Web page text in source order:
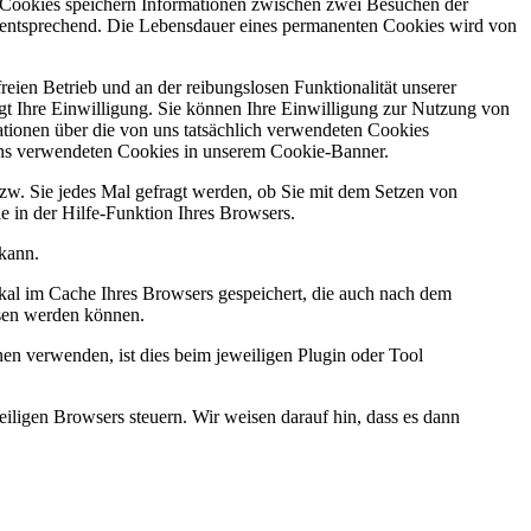
speichern Informationen zwischen zwei Besuchen der
Die Lebensdauer eines permanenten Cookies wird von
Betrieb und an der reibungslosen Funktionalität unserer
Ihre Einwilligung. Sie können Ihre Einwilligung zur Nutzung von
über die von uns tatsächlich verwendeten Cookies
verwendeten Cookies in unserem Cookie-Banner.
Sie jedes Mal gefragt werden, ob Sie mit dem Setzen von
in der Hilfe-Funktion Ihres Browsers.
im Cache Ihres Browsers gespeichert, die auch nach dem
werden können.
verwenden, ist dies beim jeweiligen Plugin oder Tool
Browsers steuern. Wir weisen darauf hin, dass es dann